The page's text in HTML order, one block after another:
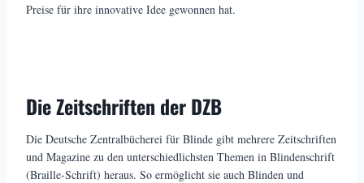
Preise für ihre innovative Idee gewonnen hat.
Die Zeitschriften der DZB
Die Deutsche Zentralbücherei für Blinde gibt mehrere Zeitschriften
und Magazine zu den unterschiedlichsten Themen in Blindenschrift
(Braille-Schrift) heraus. So ermöglicht sie auch Blinden und